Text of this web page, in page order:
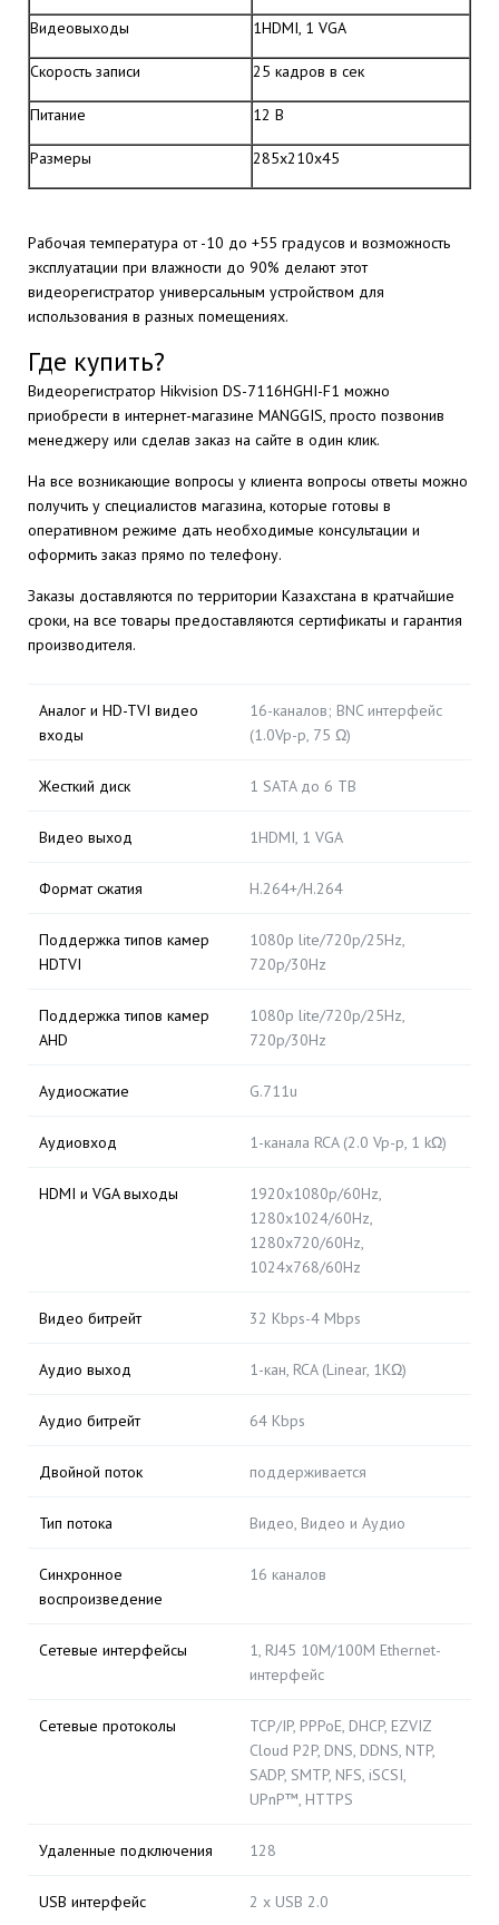
Видеовыходы 1HDMI, 1 VGA
Скорость записи 25 кадров в сек
Питание 12 В
Размеры 285х210х45
Рабочая температура от -10 до +55 градусов и возможность
эксплуатации при влажности до 90% делают этот
видеорегистратор универсальным устройством для
использования в разных помещениях.
Где купить?
Видеорегистратор Hikvision DS-7116HGHI-F1 можно
приобрести в интернет-магазине MANGGIS, просто позвонив
менеджеру или сделав заказ на сайте в один клик.
На все возникающие вопросы у клиента вопросы ответы можно
получить у специалистов магазина, которые готовы в
оперативном режиме дать необходимые консультации и
оформить заказ прямо по телефону.
Заказы доставляются по территории Казахстана в кратчайшие
сроки, на все товары предоставляются сертификаты и гарантия
производителя.
Аналог и HD-TVI видео
входы
16-каналов; BNC интерфейс
(1.0Vp-p, 75 Ω)
Жесткий диск 1 SATA до 6 TB
Видео выход 1HDMI, 1 VGA
Формат сжатия H.264+/H.264
Поддержка типов камер
HDTVI
1080p lite/720p/25Hz,
720p/30Hz
Поддержка типов камер
AHD
1080p lite/720p/25Hz,
720p/30Hz
Аудиосжатие G.711u
Аудиовход 1-канала RCA (2.0 Vp-p, 1 kΩ)
HDMI и VGA выходы
1920х1080р/60Hz,
1280х1024/60Hz,
1280х720/60Hz,
1024х768/60Hz
Видео битрейт 32 Kbps-4 Mbps
Аудио выход 1-кан, RCA (Linear, 1KΩ)
Аудио битрейт 64 Kbps
Двойной поток поддерживается
Тип потока Видео, Видео и Аудио
Синхронное
воспроизведение
16 каналов
Сетевые интерфейсы
1, RJ45 10M/100M Ethernet-
интерфейс
Сетевые протоколы
TCP/IP, PPPoE, DHCP, EZVIZ
Cloud P2P, DNS, DDNS, NTP,
SADP, SMTP, NFS, iSCSI,
UPnP™, HTTPS
Удаленные подключения 128
USB интерфейс 2 х USB 2.0